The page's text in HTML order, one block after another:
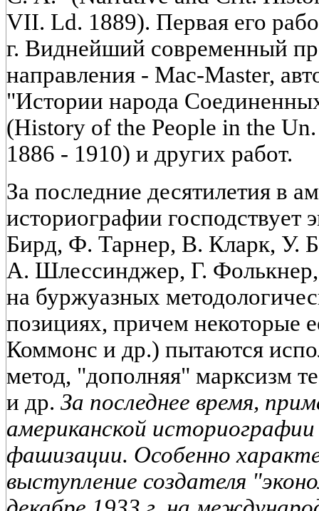
VII. Ld. 1889). Первая его
г. Виднейший современный
направления - Mac-Master,
"Истории народа
(History of the People in the
1886 - 1910) и других работ.
За последние десятилетия в
историографии господствует
Бирд, Ф. Тарнер, В. Кларк, У.
А. Шлессинджер, Г.
на буржуазных
позициях, причем некоторые
Коммонс и др.) пытаются
метод, "дополняя" марксизм
и др. За последнее время,
американской
фашизации. Особенно
выступление создателя